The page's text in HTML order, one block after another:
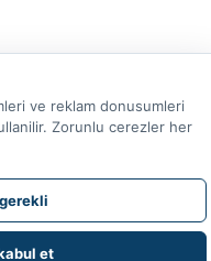
ve reklam donusumleri
Zorunlu cerezler her
et